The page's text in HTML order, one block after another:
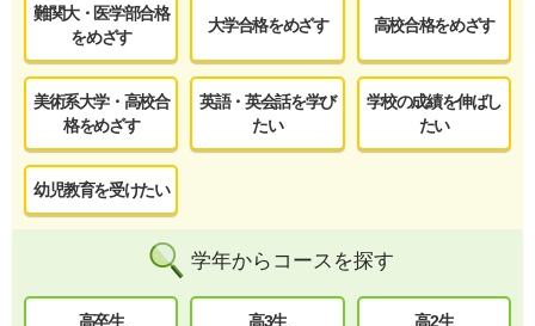
難関大・医学部合格
をめざす
大学合格をめざす 高校合格をめざす
美術系大学・高校合
格をめざす
英語・英会話を学び
たい
学校の成績を伸ばし
たい
幼児教育を受けたい
学年からコースを探す
高卒生 高3生 高2生